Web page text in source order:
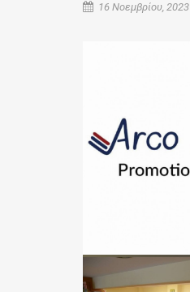
16 Νοεμβρίου, 2023